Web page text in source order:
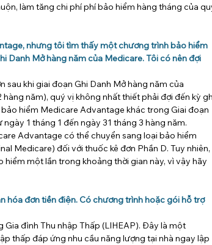
làm tăng chi phí phí bảo hiểm hàng tháng của
nhưng tôi tìm thấy một chương trình bảo hiểm
Danh Mở hàng năm của Medicare. Tôi có nên đợi
khi giai đoạn Ghi Danh Mở hàng năm của
năm), quý vị không nhất thiết phải đợi đến kỳ
hiểm Medicare Advantage khác trong Giai đoạn
1 tháng 1 đến ngày 31 tháng 3 hàng năm.
Advantage có thể chuyển sang loại bảo hiểm
Medicare) đối với thuốc kê đơn Phần D. Tuy nhiên,
một lần trong khoảng thời gian này, vì vậy hãy
hóa đơn tiền điện. Có chương trình hoặc gói hỗ trợ
đình Thu nhập Thấp (LIHEAP). Đây là một
thấp đáp ứng nhu cầu năng lượng tại nhà ngay lập